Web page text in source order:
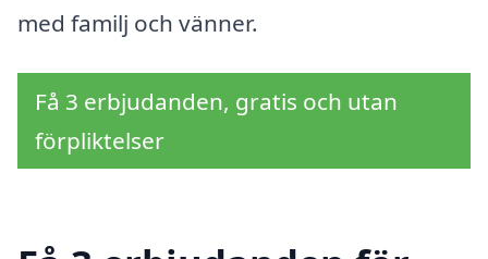
med familj och vänner.
Få 3 erbjudanden, gratis och utan
förpliktelser